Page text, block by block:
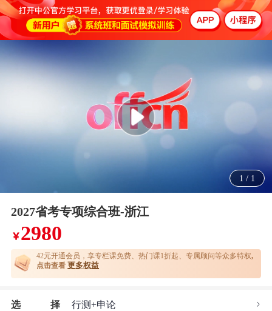
1 / 1
2027省考专项综合班-浙江
￥2980
42元开通会员，享专栏课免费、热门课1折起、专属顾问等众多特权,
点击查看 更多权益
选 择 行测+申论